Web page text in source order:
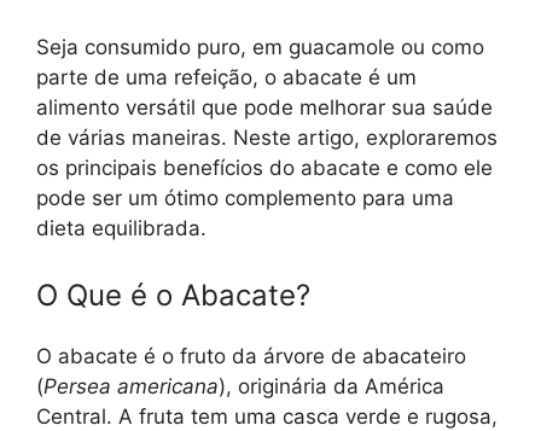
Seja consumido puro, em guacamole ou como
parte de uma refeição, o abacate é um
alimento versátil que pode melhorar sua saúde
de várias maneiras. Neste artigo, exploraremos
os principais benefícios do abacate e como ele
pode ser um ótimo complemento para uma
dieta equilibrada.
O Que é o Abacate?
O abacate é o fruto da árvore de abacateiro
(Persea americana), originária da América
Central. A fruta tem uma casca verde e rugosa,